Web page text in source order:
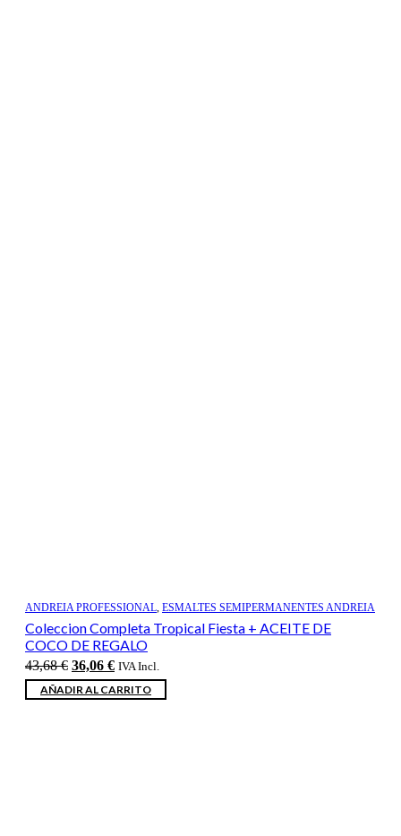
ANDREIA PROFESSIONAL, ESMALTES SEMIPERMANENTES ANDREIA
Coleccion Completa Tropical Fiesta + ACEITE DE
COCO DE REGALO
43,68€ El
precio
original
36,06 €El
precio
actual
IVA Incl.
AÑADIR AL CARRITO